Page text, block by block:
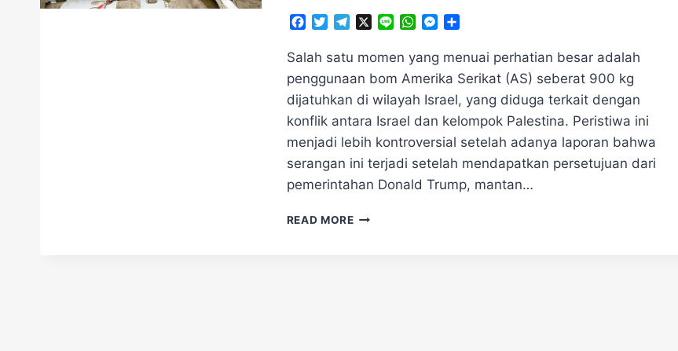
Facebook
TwitterTelegramLine WhatsAppMessenger
Salah satu momen yang menuai perhatian besar adalah
penggunaan bom Amerika Serikat (AS) seberat 900 kg
dijatuhkan di wilayah Israel, yang diduga terkait dengan
konflik antara Israel dan kelompok Palestina. Peristiwa ini
menjadi lebih kontroversial setelah adanya laporan bahwa
serangan ini terjadi setelah mendapatkan persetujuan dari
pemerintahan Donald Trump, mantan…
READ MOREBOM